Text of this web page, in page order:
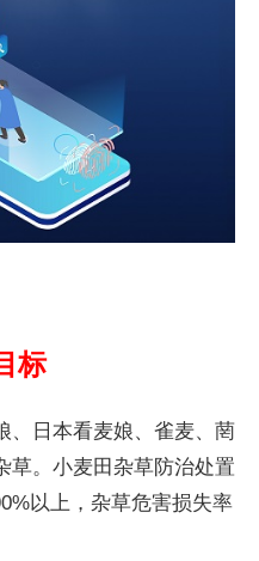
标
、日本看麦娘、雀麦、菵
草。小麦田杂草防治处置
以上，杂草危害损失率